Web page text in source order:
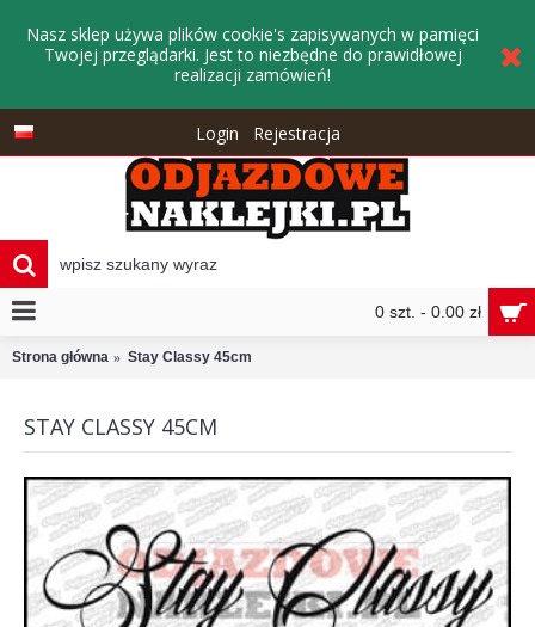
Nasz sklep używa plików cookie's zapisywanych w pamięci
Twojej przeglądarki. Jest to niezbędne do prawidłowej
realizacji zamówień!
Login Rejestracja
0 szt. - 0.00 zł
Strona główna Stay Classy 45cm
STAY CLASSY 45CM